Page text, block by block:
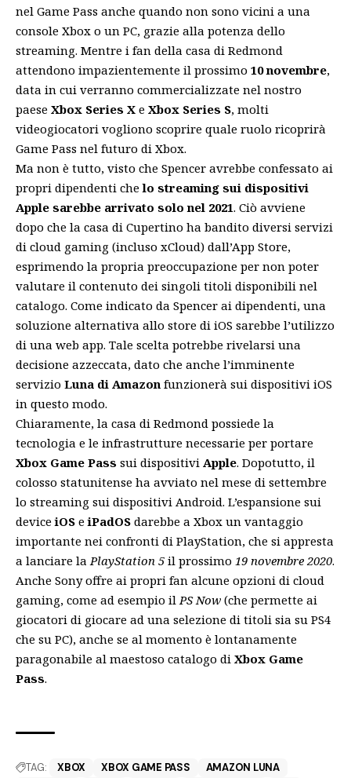
nel Game Pass anche quando non sono vicini a una
console Xbox o un PC, grazie alla potenza dello
streaming. Mentre i fan della casa di Redmond
attendono impazientemente il prossimo 10 novembre,
data in cui verranno commercializzate nel nostro
paese Xbox Series X e Xbox Series S, molti
videogiocatori vogliono scoprire quale ruolo ricoprirà
Game Pass nel futuro di Xbox.
Ma non è tutto, visto che Spencer avrebbe confessato ai
propri dipendenti chelo streaming sui dispositivi
Apple sarebbe arrivato solo nel 2021. Ciò avviene
dopo che la casa di Cupertino ha bandito diversi servizi
di cloud gaming (incluso xCloud) dall’App Store,
esprimendo la propria preoccupazione per non poter
valutare il contenuto dei singoli titoli disponibili nel
catalogo. Come indicato da Spencer ai dipendenti, una
soluzione alternativa allo store di iOS sarebbe l’utilizzo
di una web app. Tale scelta potrebbe rivelarsi una
decisione azzeccata, dato che anche l’imminente
servizio Luna di Amazon funzionerà sui dispositivi iOS
in questo modo.
Chiaramente, la casa di Redmond possiede la
tecnologia e le infrastrutture necessarie per portare
Xbox Game Pass sui dispositivi Apple. Dopotutto, il
colosso statunitense ha avviato nel mese di settembre
lo streaming sui dispositivi Android. L’espansione sui
deviceiOS eiPadOS darebbe a Xbox un vantaggio
importante nei confronti di PlayStation, che si appresta
a lanciare la PlayStation 5 il prossimo 19 novembre 2020.
Anche Sony offre ai propri fan alcune opzioni di cloud
gaming, come ad esempio il PS Now (che permette ai
giocatori di giocare ad una selezione di titoli sia su PS4
che su PC), anche se al momento è lontanamente
paragonabile al maestoso catalogo di Xbox Game
Pass.
TAG: XBOX XBOX GAME PASS
AMAZON LUNA